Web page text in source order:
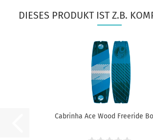
DIESES PRODUKT IST Z.B.
Cabrinha Ace Wood Freeride